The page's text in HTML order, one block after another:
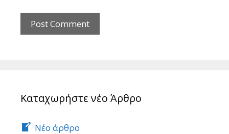
Καταχωρήστε νέο Άρθρο
Νέο άρθρο